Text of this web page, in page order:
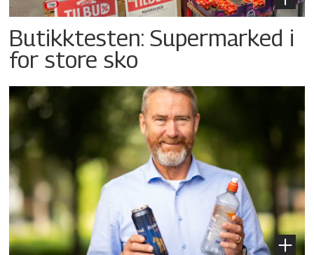
Butikktesten: Supermarked i
for store sko